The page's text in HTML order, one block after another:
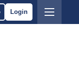
Login